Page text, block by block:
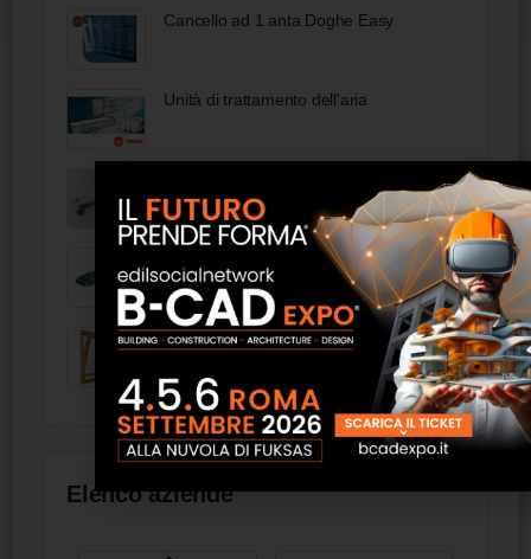
Cancello ad 1 anta Doghe Easy
Unità di trattamento dell'aria
Sandali e Poggiamano Chiodati SK
Tools
Ferramenta per bilici
Elenco aziende